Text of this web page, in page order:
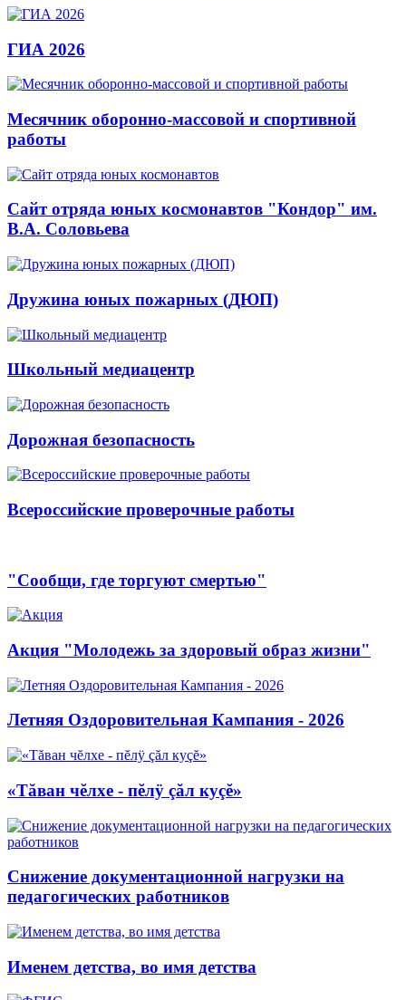
ГИА 2026
Месячник оборонно-массовой и спортивной
работы
Сайт отряда юных космонавтов "Кондор" им.
В.А. Соловьева
Дружина юных пожарных (ДЮП)
Школьный медиацентр
Дорожная безопасность
Всероссийские проверочные работы
"Сообщи, где торгуют смертью"
Акция "Молодежь за здоровый образ жизни"
Летняя Оздоровительная Кампания - 2026
«Тăван чĕлхе - пĕлÿ çăл куçĕ»
Снижение документационной нагрузки на
педагогических работников
Именем детства, во имя детства